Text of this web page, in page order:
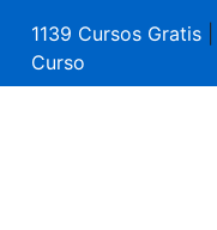
1139 Cursos Gratis
Curso